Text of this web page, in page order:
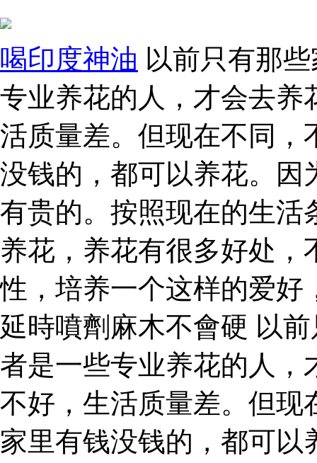
喝印度神油 以前只有那
专业养花的人，才会去养
活质量差。但现在不同，
没钱的，都可以养花。因
有贵的。按照现在的生活
养花，养花有很多好处
性，培养一个这样的爱好
延時噴劑麻木不會硬 以
者是一些专业养花的人，
不好，生活质量差。但现
家里有钱没钱的，都可